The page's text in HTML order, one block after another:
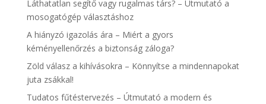
Láthatatlan segítő vagy rugalmas társ? – Útmutató a
mosogatógép választáshoz
A hiányzó igazolás ára – Miért a gyors
kéményellenőrzés a biztonság záloga?
Zöld válasz a kihívásokra – Könnyítse a mindennapokat
juta zsákkal!
Tudatos fűtéstervezés – Útmutató a modern és